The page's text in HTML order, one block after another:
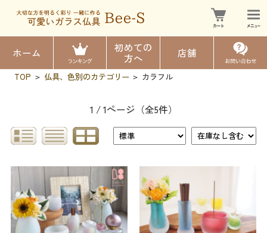
ホーム
初めての
方へ
店舗
TOP > 仏具、色別のカテゴリー > カラフル
1 / 1ページ （全5件）